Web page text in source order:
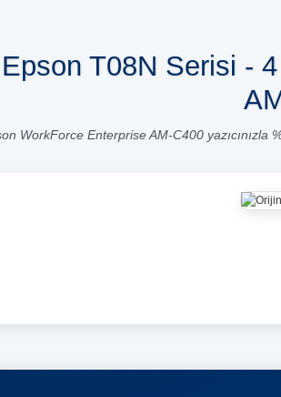
T08N Serisi -
WorkForce Enterprise AM-C400 yazıcınızla